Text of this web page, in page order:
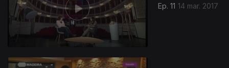
Ep. 11 14 mar. 2017